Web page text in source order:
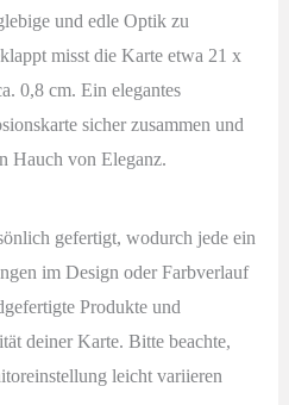
und edle Optik zu
misst die Karte etwa 21 x
0,8 cm. Ein elegantes
sicher zusammen und
Hauch von Eleganz.
gefertigt, wodurch jede ein
im Design oder Farbverlauf
Produkte und
deiner Karte. Bitte beachte,
leicht variieren